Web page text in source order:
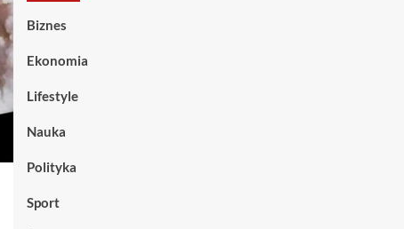
Biznes
Ekonomia
Lifestyle
Nauka
Polityka
Sport